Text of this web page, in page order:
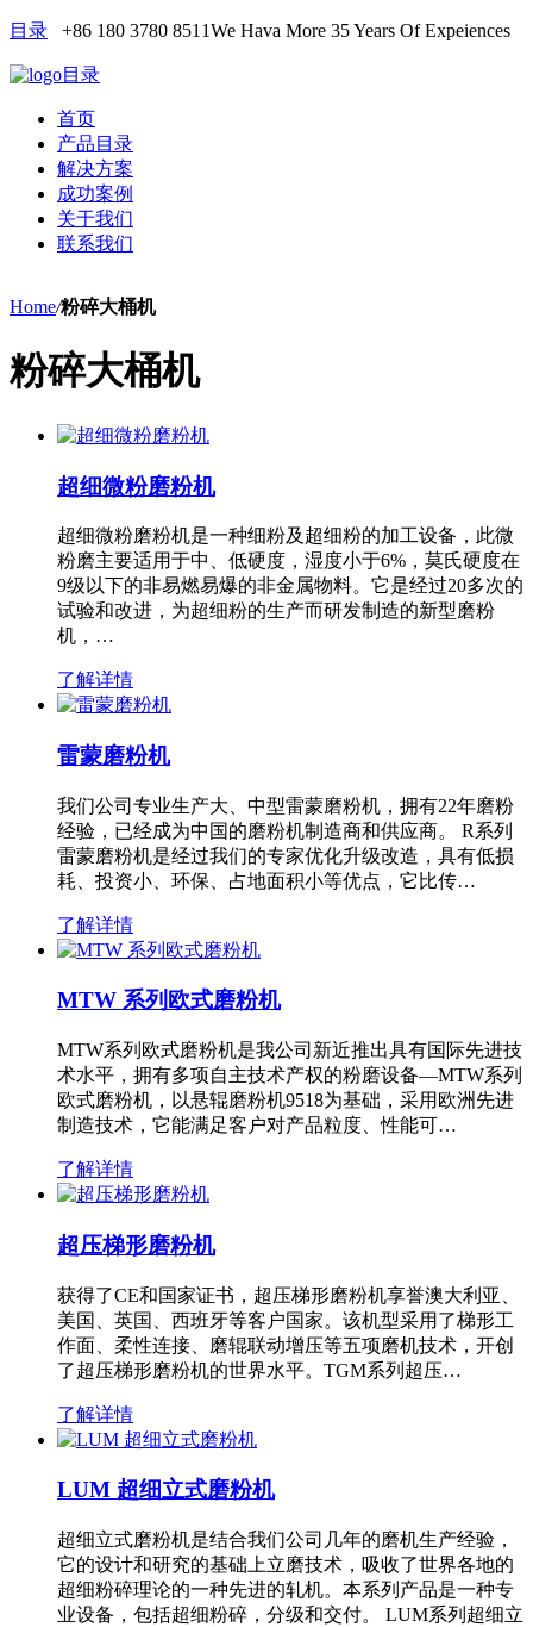
目录 +86 180 3780 8511We Hava More 35 Years Of Expeiences
目录
首页
产品目录
解决方案
成功案例
关于我们
联系我们
Home/粉碎大桶机
粉碎大桶机
超细微粉磨粉机
超细微粉磨粉机是一种细粉及超细粉的加工设备，此微
粉磨主要适用于中、低硬度，湿度小于6%，莫氏硬度在
9级以下的非易燃易爆的非金属物料。它是经过20多次的
试验和改进，为超细粉的生产而研发制造的新型磨粉
机，…
了解详情
雷蒙磨粉机
我们公司专业生产大、中型雷蒙磨粉机，拥有22年磨粉
经验，已经成为中国的磨粉机制造商和供应商。 R系列
雷蒙磨粉机是经过我们的专家优化升级改造，具有低损
耗、投资小、环保、占地面积小等优点，它比传…
了解详情
MTW 系列欧式磨粉机
MTW系列欧式磨粉机是我公司新近推出具有国际先进技
术水平，拥有多项自主技术产权的粉磨设备—MTW系列
欧式磨粉机，以悬辊磨粉机9518为基础，采用欧洲先进
制造技术，它能满足客户对产品粒度、性能可…
了解详情
超压梯形磨粉机
获得了CE和国家证书，超压梯形磨粉机享誉澳大利亚、
美国、英国、西班牙等客户国家。该机型采用了梯形工
作面、柔性连接、磨辊联动增压等五项磨机技术，开创
了超压梯形磨粉机的世界水平。TGM系列超压…
了解详情
LUM 超细立式磨粉机
超细立式磨粉机是结合我们公司几年的磨机生产经验，
它的设计和研究的基础上立磨技术，吸收了世界各地的
超细粉碎理论的一种先进的轧机。本系列产品是一种专
业设备，包括超细粉碎，分级和交付。 LUM系列超细立